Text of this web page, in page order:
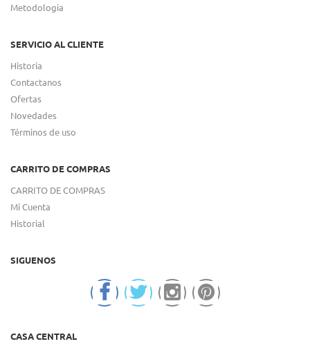
Metodologia
SERVICIO AL CLIENTE
Historia
Contactanos
Ofertas
Novedades
Términos de uso
CARRITO DE COMPRAS
CARRITO DE COMPRAS
Mi Cuenta
Historial
SIGUENOS
CASA CENTRAL